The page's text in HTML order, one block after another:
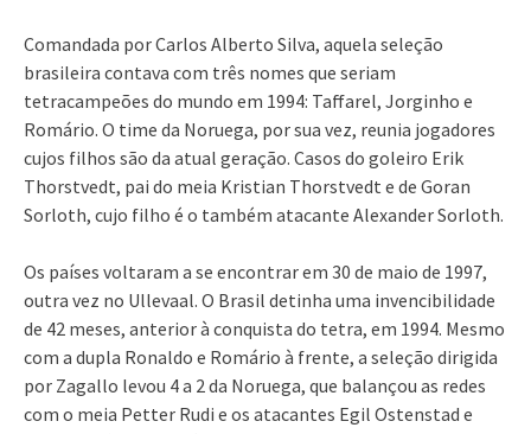
Comandada por Carlos Alberto Silva, aquela seleção
brasileira contava com três nomes que seriam
tetracampeões do mundo em 1994: Taffarel, Jorginho e
Romário. O time da Noruega, por sua vez, reunia jogadores
cujos filhos são da atual geração. Casos do goleiro Erik
Thorstvedt, pai do meia Kristian Thorstvedt e de Goran
Sorloth, cujo filho é o também atacante Alexander Sorloth.
Os países voltaram a se encontrar em 30 de maio de 1997,
outra vez no Ullevaal. O Brasil detinha uma invencibilidade
de 42 meses, anterior à conquista do tetra, em 1994. Mesmo
com a dupla Ronaldo e Romário à frente, a seleção dirigida
por Zagallo levou 4 a 2 da Noruega, que balançou as redes
com o meia Petter Rudi e os atacantes Egil Ostenstad e